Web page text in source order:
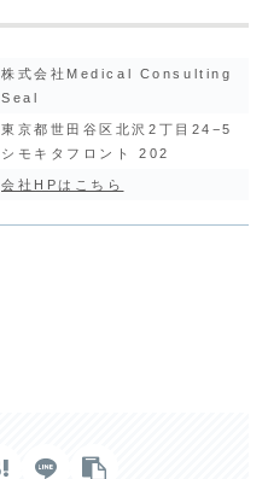
株式会社Medical Consulting
Seal
東京都世田谷区北沢2丁目24−5
シモキタフロント 202
会社HPはこちら